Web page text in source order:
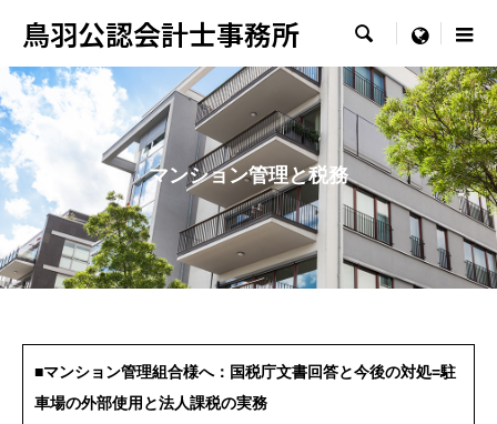
鳥羽公認会計士事務所  menu
マンション管理と税務
■マンション管理組合様へ：国税庁文書回答と今後の対処=駐
車場の外部使用と法人課税の実務